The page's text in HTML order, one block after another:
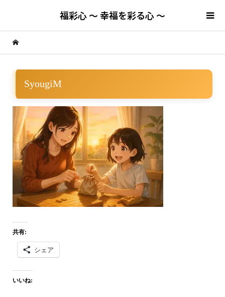
福彩心 ～ 幸福を彩る心 ～
SyougiM
共有:
シェア
いいね: